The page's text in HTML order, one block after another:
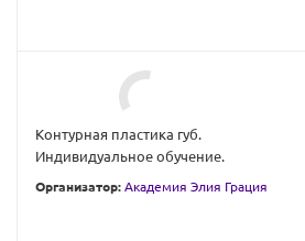
Контурная пластика губ.
Индивидуальное обучение.
Организатор: Академия Элия Грация